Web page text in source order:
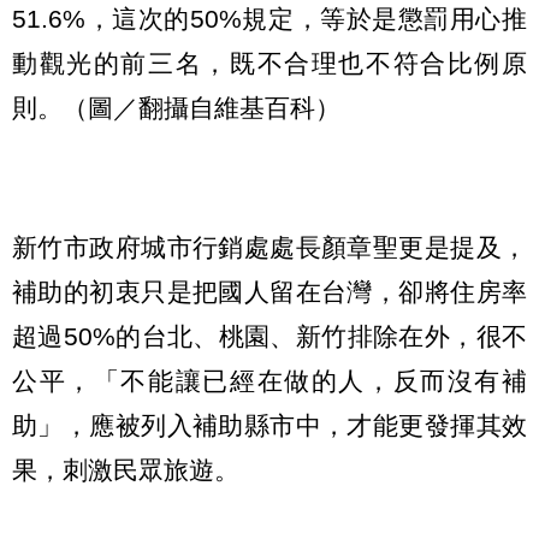
51.6%，這次的50%規定，等於是懲罰用心推
動觀光的前三名，既不合理也不符合比例原
則。（圖／翻攝自維基百科）
新竹市政府城市行銷處處長顏章聖更是提及，
補助的初衷只是把國人留在台灣，卻將住房率
超過50%的台北、桃園、新竹排除在外，很不
公平，「不能讓已經在做的人，反而沒有補
助」，應被列入補助縣市中，才能更發揮其效
果，刺激民眾旅遊。